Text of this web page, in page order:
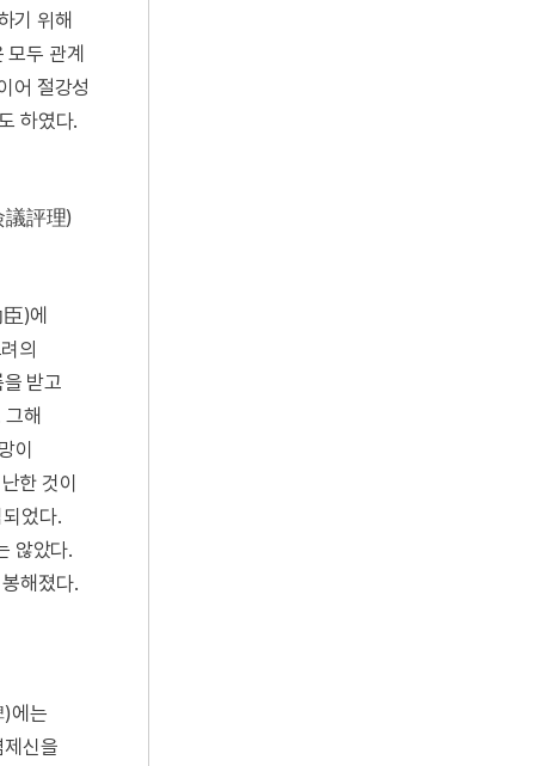
기 위해
모두 관계
어 절강성
하였다.
議評理)
)에
의
받고
해
이
한 것이
었다.
않았다.
해졌다.
에는
신을